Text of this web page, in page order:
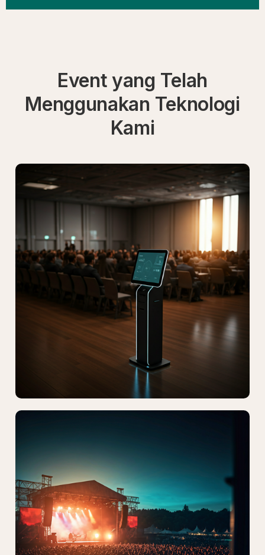
Event yang Telah
Menggunakan Teknologi
Kami